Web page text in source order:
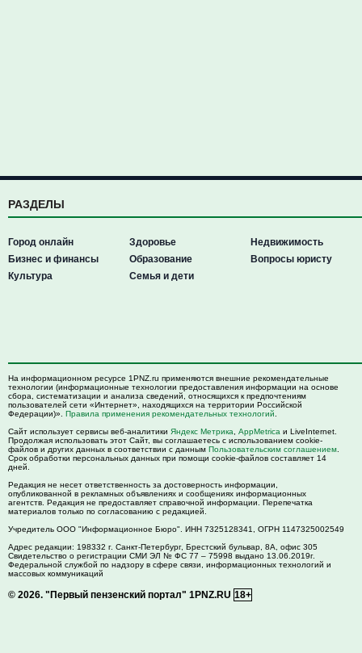
РАЗДЕЛЫ
Город онлайн
Бизнес и финансы
Культура
Здоровье
Образование
Семья и дети
Недвижимость
Вопросы юристу
На информационном ресурсе 1PNZ.ru применяются внешние рекомендательные
технологии (информационные технологии предоставления информации на основе
сбора, систематизации и анализа сведений, относящихся к предпочтениям
пользователей сети «Интернет», находящихся на территории Российской
Федерации)». Правила применения рекомендательных технологий
Сайт использует сервисы веб-аналитики Яндекс Метрика AppMetrica и LiveInternet.
Продолжая использовать этот Сайт, вы соглашаетесь с использованием cookie-
файлов и других данных в соответствии с данным Пользовательским соглашением
Срок обработки персональных данных при помощи cookie-файлов составляет 14
дней.
Редакция не несет ответственность за достоверность информации,
опубликованной в рекламных объявлениях и сообщениях информационных
агентств. Редакция не предоставляет справочной информации. Перепечатка
материалов только по согласованию с редакцией.
Учредитель ООО "Информационное Бюро". ИНН 7325128341, ОГРН 1147325002549
Адрес редакции: 198332 г. Санкт-Петербург, Брестский бульвар, 8А, офис 305
Свидетельство о регистрации СМИ ЭЛ № ФС 77 – 75998 выдано 13.06.2019г.
Федеральной службой по надзору в сфере связи, информационных технологий и
массовых коммуникаций
© 2026. "Первый пензенский портал" 1PNZ.RU 18+